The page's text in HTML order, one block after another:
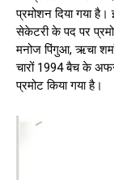
प्रमोशन दिया गया
सेकेटरी के पद पर
मनोज पिंगुआ, ऋचा
चारों 1994 बैच के
प्रमोट किया गया है।